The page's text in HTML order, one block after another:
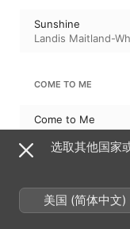
Sunshine
Landis Maitland-
COME TO ME
Come to Me
Landis Maitland-
Introduction,
选取其他国家
美国 (简体中文)